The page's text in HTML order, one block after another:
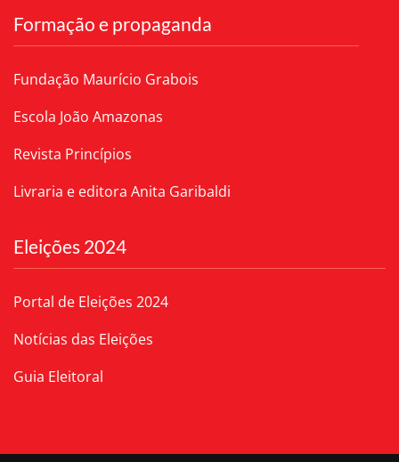
Formação e propaganda
Fundação Maurício Grabois
Escola João Amazonas
Revista Princípios
Livraria e editora Anita Garibaldi
Eleições 2024
Portal de Eleições 2024
Notícias das Eleições
Guia Eleitoral